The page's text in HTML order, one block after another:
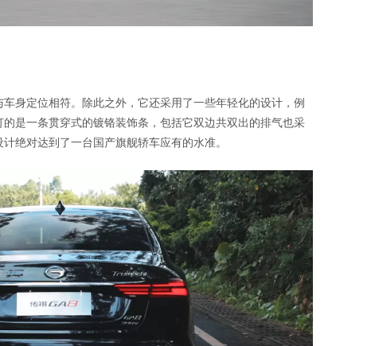
身定位相符。除此之外，它还采用了一些年轻化的设计，例
是一条贯穿式的镀铬装饰条，包括它双边共双出的排气也采
绝对达到了一台国产旗舰轿车应有的水准。